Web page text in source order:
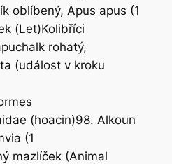
oblíbený, Apus apus (1
(Let)Kolibříci
rohatý,
(událost v kroku
(hoacin)98. Alkoun
(1
mazlíček (Animal